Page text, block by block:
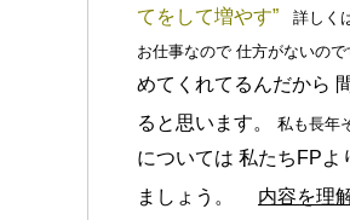
てをして増やす”
詳しく
お仕事なので 仕方がないので
めてくれてるんだから
ると思います。 私も長年
については 私たちFP
ましょう。 内容を理